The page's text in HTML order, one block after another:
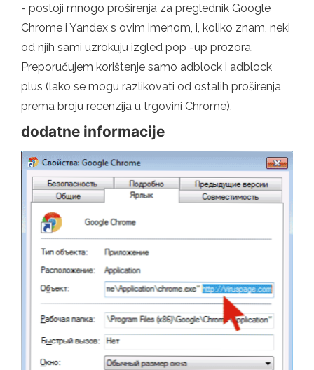
- postoji mnogo proširenja za preglednik Google
Chrome i Yandex s ovim imenom, i, koliko znam, neki
od njih sami uzrokuju izgled pop -up prozora.
Preporučujem korištenje samo adblock i adblock
plus (lako se mogu razlikovati od ostalih proširenja
prema broju recenzija u trgovini Chrome).
dodatne informacije